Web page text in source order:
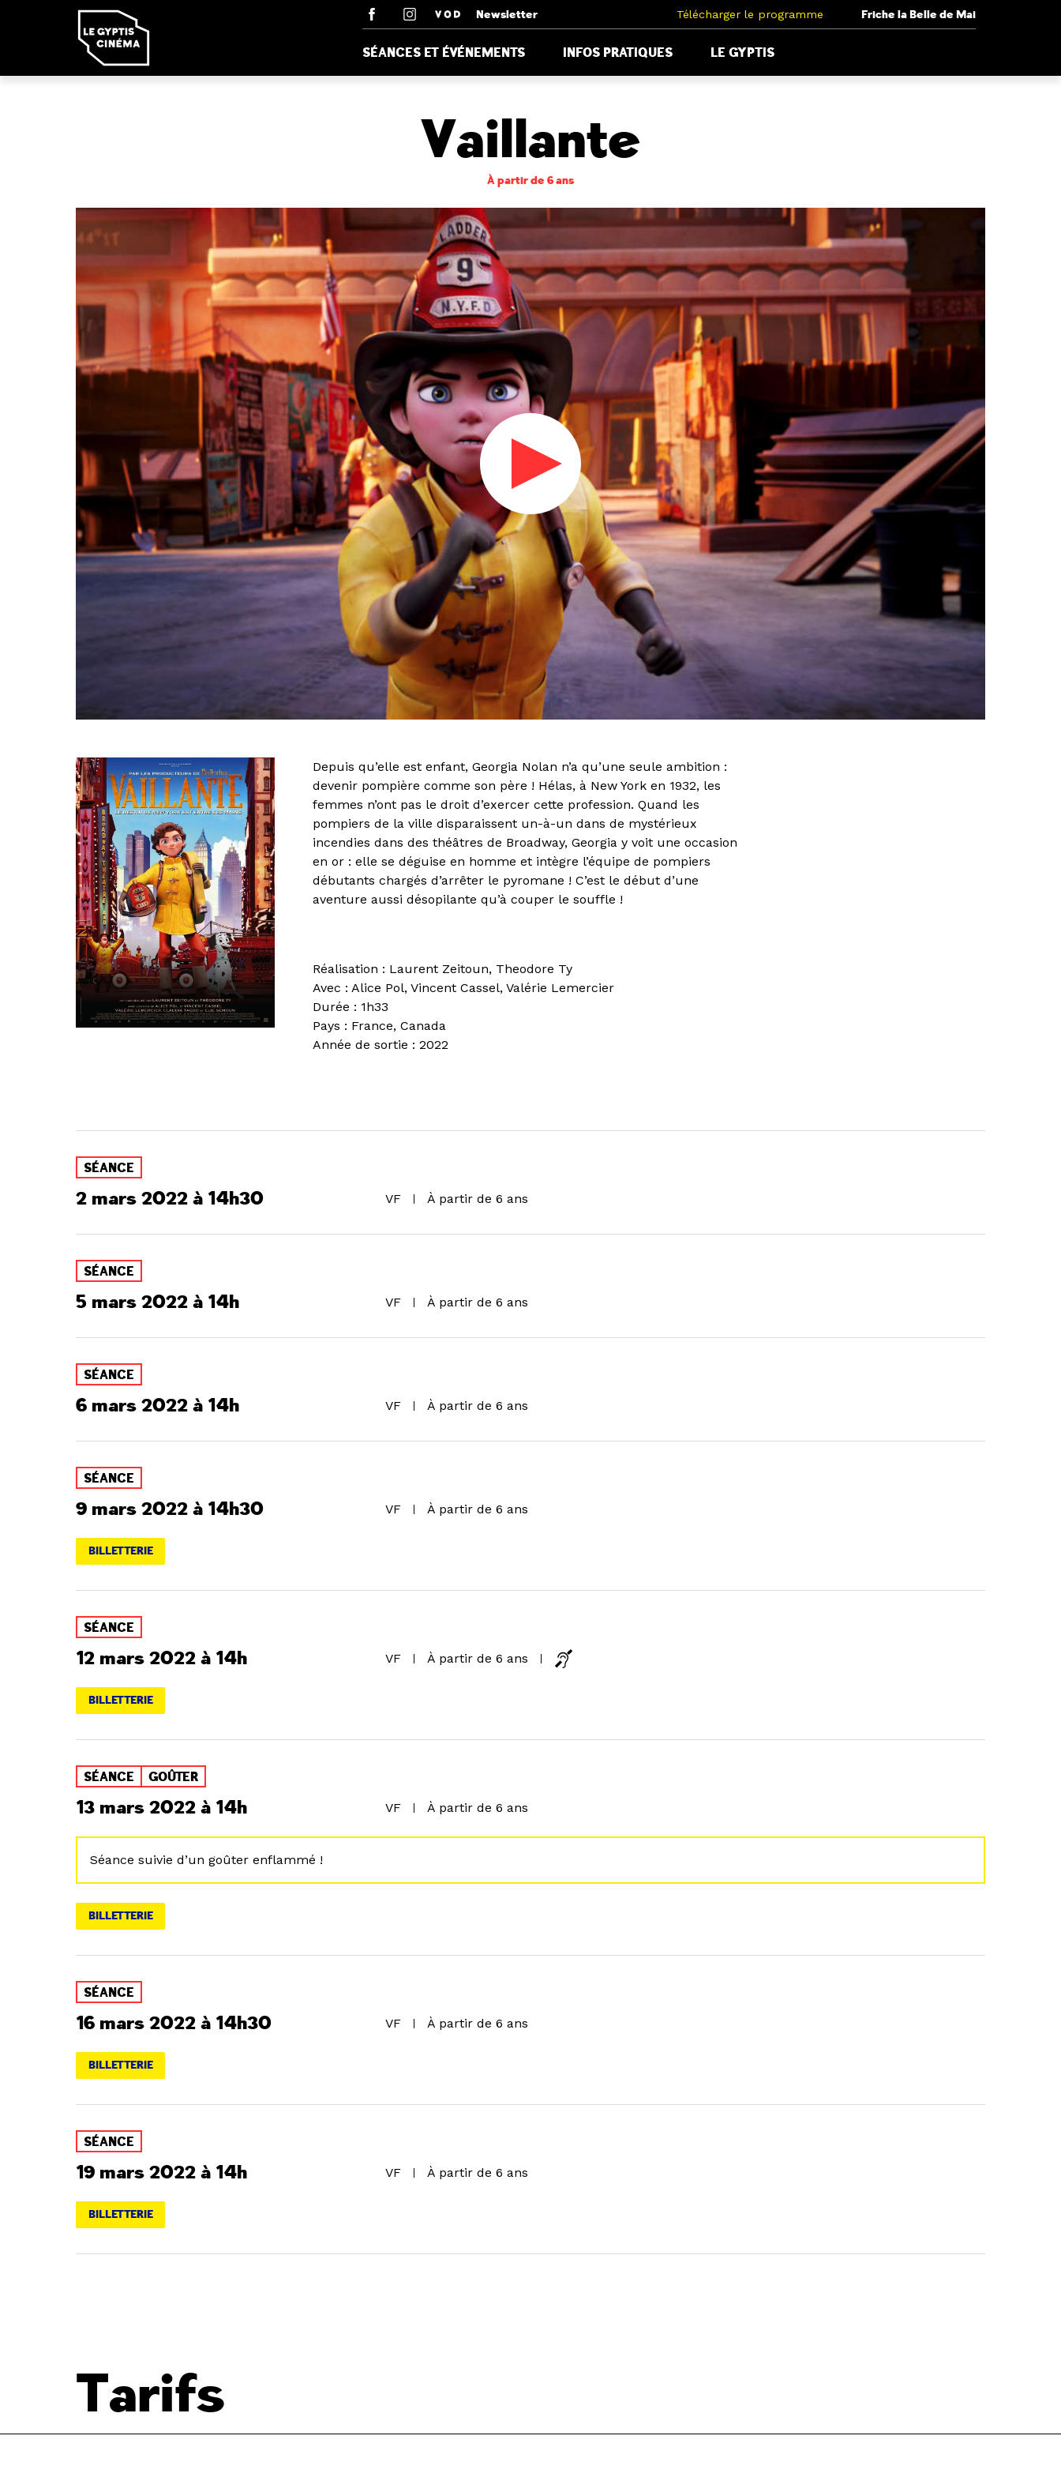
Newsletter Télécharger le programme Friche la Belle de Mai
SÉANCES ET ÉVÉNEMENTS INFOS PRATIQUES LE GYPTIS
Vaillante
À partir de 6 ans
Depuis qu’elle est enfant, Georgia Nolan n’a qu’une seule ambition :
devenir pompière comme son père ! Hélas, à New York en 1932, les
femmes n’ont pas le droit d’exercer cette profession. Quand les
pompiers de la ville disparaissent un-à-un dans de mystérieux
incendies dans des théâtres de Broadway, Georgia y voit une occasion
en or : elle se déguise en homme et intègre l’équipe de pompiers
débutants chargés d’arrêter le pyromane ! C’est le début d’une
aventure aussi désopilante qu’à couper le souffle !
Réalisation : Laurent Zeitoun, Theodore Ty
Avec : Alice Pol, Vincent Cassel, Valérie Lemercier
Durée : 1h33
Pays : France, Canada
Année de sortie : 2022
SÉANCE
2 mars 2022 à 14h30 VF À partir de 6 ans
SÉANCE
5 mars 2022 à 14h VF À partir de 6 ans
SÉANCE
6 mars 2022 à 14h VF À partir de 6 ans
SÉANCE
9 mars 2022 à 14h30 VF À partir de 6 ans
BILLETTERIE
SÉANCE
12 mars 2022 à 14h VF À partir de 6 ans
BILLETTERIE
SÉANCE GOÛTER
13 mars 2022 à 14h VF À partir de 6 ans
Séance suivie d’un goûter enflammé !
BILLETTERIE
SÉANCE
16 mars 2022 à 14h30 VF À partir de 6 ans
BILLETTERIE
SÉANCE
19 mars 2022 à 14h VF À partir de 6 ans
BILLETTERIE
Tarifs
Panneau de gestion des cookies